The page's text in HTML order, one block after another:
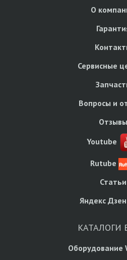
О
Сервисные
Вопросы и
Отзывы
Youtube
Rutube
Статьи
Яндекс Дзен
КАТАЛОГИ
Оборудование